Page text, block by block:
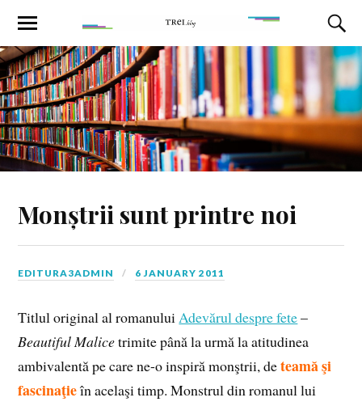
Monștrii sunt printre noi
EDITURA3ADMIN 6 JANUARY 2011
Titlul original al romanuluiAdevărul despre fete–
Beautiful Malicetrimite până la urmă la atitudinea
ambivalentă pe care ne-o inspiră monştrii, deteamă şi
fascinaţieîn acelaşi timp. Monstrul din romanul lui